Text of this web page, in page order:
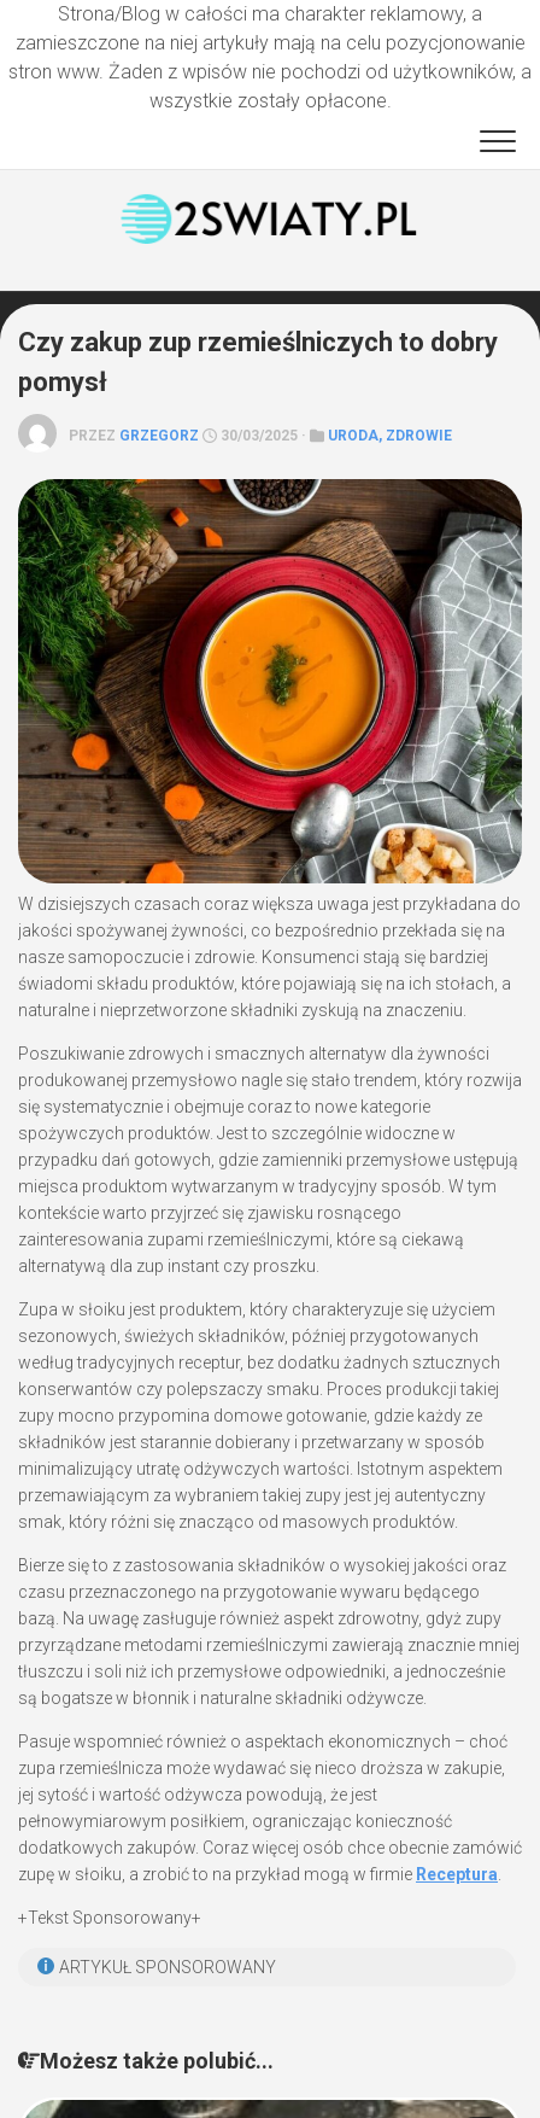
Strona/Blog w całości ma charakter reklamowy, a
zamieszczone na niej artykuły mają na celu pozycjonowanie
stron www. Żaden z wpisów nie pochodzi od użytkowników, a
wszystkie zostały opłacone.
Czy zakup zup rzemieślniczych to dobry
pomysł
PRZEZ GRZEGORZ 30/03/2025 · URODA, ZDROWIE
W dzisiejszych czasach coraz większa uwaga jest przykładana do
jakości spożywanej żywności, co bezpośrednio przekłada się na
nasze samopoczucie i zdrowie. Konsumenci stają się bardziej
świadomi składu produktów, które pojawiają się na ich stołach, a
naturalne i nieprzetworzone składniki zyskują na znaczeniu.
Poszukiwanie zdrowych i smacznych alternatyw dla żywności
produkowanej przemysłowo nagle się stało trendem, który rozwija
się systematycznie i obejmuje coraz to nowe kategorie
spożywczych produktów. Jest to szczególnie widoczne w
przypadku dań gotowych, gdzie zamienniki przemysłowe ustępują
miejsca produktom wytwarzanym w tradycyjny sposób. W tym
kontekście warto przyjrzeć się zjawisku rosnącego
zainteresowania zupami rzemieślniczymi, które są ciekawą
alternatywą dla zup instant czy proszku.
Zupa w słoiku jest produktem, który charakteryzuje się użyciem
sezonowych, świeżych składników, później przygotowanych
według tradycyjnych receptur, bez dodatku żadnych sztucznych
konserwantów czy polepszaczy smaku. Proces produkcji takiej
zupy mocno przypomina domowe gotowanie, gdzie każdy ze
składników jest starannie dobierany i przetwarzany w sposób
minimalizujący utratę odżywczych wartości. Istotnym aspektem
przemawiającym za wybraniem takiej zupy jest jej autentyczny
smak, który różni się znacząco od masowych produktów.
Bierze się to z zastosowania składników o wysokiej jakości oraz
czasu przeznaczonego na przygotowanie wywaru będącego
bazą. Na uwagę zasługuje również aspekt zdrowotny, gdyż zupy
przyrządzane metodami rzemieślniczymi zawierają znacznie mniej
tłuszczu i soli niż ich przemysłowe odpowiedniki, a jednocześnie
są bogatsze w błonnik i naturalne składniki odżywcze.
Pasuje wspomnieć również o aspektach ekonomicznych – choć
zupa rzemieślnicza może wydawać się nieco droższa w zakupie,
jej sytość i wartość odżywcza powodują, że jest
pełnowymiarowym posiłkiem, ograniczając konieczność
dodatkowych zakupów. Coraz więcej osób chce obecnie zamówić
zupę w słoiku, a zrobić to na przykład mogą w firmie Receptura
+Tekst Sponsorowany+
ARTYKUŁ SPONSOROWANY
Możesz także polubić...